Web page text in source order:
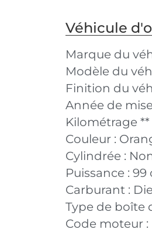
Véhicule
Marque du
Modèle du
Finition du
Année de
Kilométrage **
Couleur :
Cylindrée :
Puissance : 99
Carburant :
Type de boîte
Code moteur :